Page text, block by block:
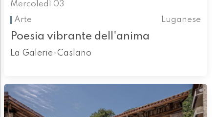
Mercoledì 03
Arte
Luganese
Poesia vibrante dell'anima
La Galerie-Caslano